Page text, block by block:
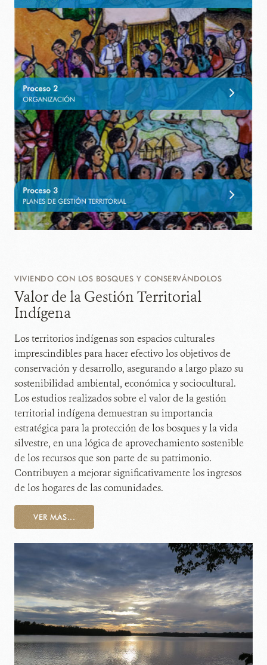
VIVIENDO CON LOS BOSQUES Y CONSERVÁNDOLOS
Valor de la Gestión Territorial
Indígena
Los territorios indígenas son espacios culturales
imprescindibles para hacer efectivo los objetivos de
conservación y desarrollo, asegurando a largo plazo su
sostenibilidad ambiental, económica y sociocultural.
Los estudios realizados sobre el valor de la gestión
territorial indígena demuestran su importancia
estratégica para la protección de los bosques y la vida
silvestre, en una lógica de aprovechamiento sostenible
de los recursos que son parte de su patrimonio.
Contribuyen a mejorar significativamente los ingresos
de los hogares de las comunidades.
VER MÁS...